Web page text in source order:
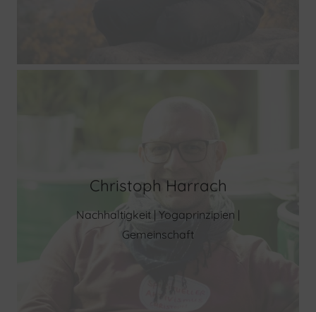
Christoph Harrach
Nachhaltigkeit | Yogaprinzipien |
Gemeinschaft